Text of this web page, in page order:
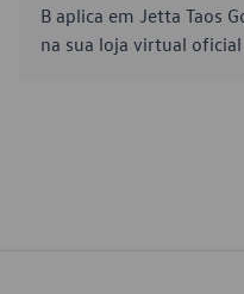
B aplica em Jetta Taos
na sua loja virtual oficial